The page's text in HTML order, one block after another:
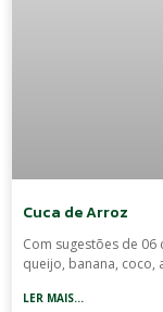
Cuca de Arroz
Com sugestões de
queijo, banana, coco,
LER MAIS...